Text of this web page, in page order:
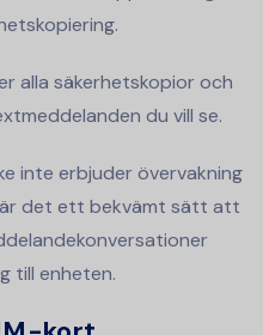
alla säkerhetskopior och
du vill se.
inte erbjuder övervakning
det ett bekvämt sätt att
till enheten.